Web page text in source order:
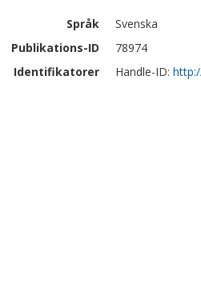
Språk
Svenska
Publikations-ID
78974
Identifikatorer
Handle-ID: